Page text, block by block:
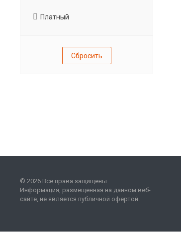
Платный
Сбросить
© 2026 Все права защищены.
Информация, размещенная на данном веб-
сайте, не является публичной офертой.